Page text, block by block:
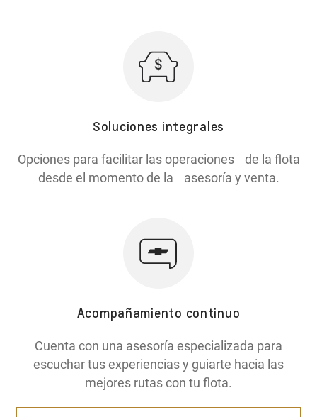
Soluciones integrales
Opciones para facilitar las operaciones de la flota
desde el momento de la asesoría y venta.
Acompañamiento continuo
Cuenta con una asesoría especializada para
escuchar tus experiencias y guiarte hacia las
mejores rutas con tu flota.